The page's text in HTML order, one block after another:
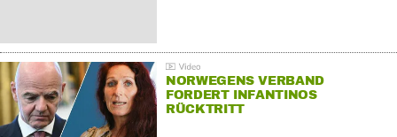
NORWEGENS VERBAND
FORDERT INFANTINOS
RÜCKTRITT